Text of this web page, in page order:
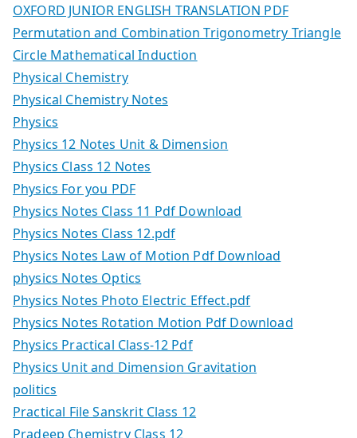
OXFORD JUNIOR ENGLISH TRANSLATION PDF
Permutation and Combination Trigonometry Triangle
Circle Mathematical Induction
Physical Chemistry
Physical Chemistry Notes
Physics
Physics 12 Notes Unit & Dimension
Physics Class 12 Notes
Physics For you PDF
Physics Notes Class 11 Pdf Download
Physics Notes Class 12.pdf
Physics Notes Law of Motion Pdf Download
physics Notes Optics
Physics Notes Photo Electric Effect.pdf
Physics Notes Rotation Motion Pdf Download
Physics Practical Class-12 Pdf
Physics Unit and Dimension Gravitation
politics
Practical File Sanskrit Class 12
Pradeep Chemistry Class 12